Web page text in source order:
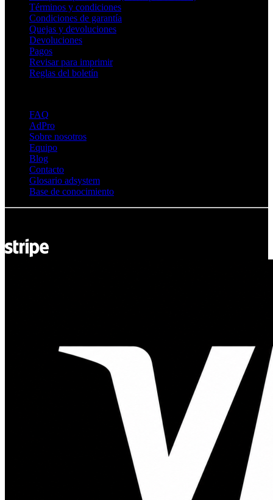
Términos y condiciones
Condiciones de garantía
Quejas y devoluciones
Devoluciones
Pagos
Revisar para imprimir
Reglas del boletín
FAQ
AdPro
Sobre nosotros
Equipo
Blog
Contacto
Glosario adsystem
Base de conocimiento